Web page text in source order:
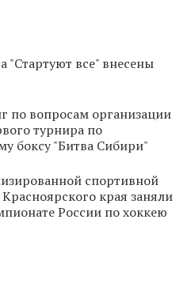
"Стартуют все" внесены
по вопросам организации
турнира по
боксу "Битва Сибири"
спортивной
края заняли
России по хоккею